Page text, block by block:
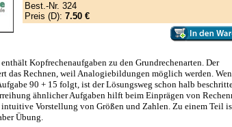
Best.-Nr. 324
Preis (D): 7.50 €
Kopfrechenaufgaben zu den Grundrechenarten. Der
das Rechnen, weil Analogiebildungen möglich werden.
90 + 15 folgt, ist der Lösungsweg schon halb
ähnlicher Aufgaben hilft beim Einprägen von
intuitive Vorstellung von Größen und Zahlen. Zu einem Teil
Übung.